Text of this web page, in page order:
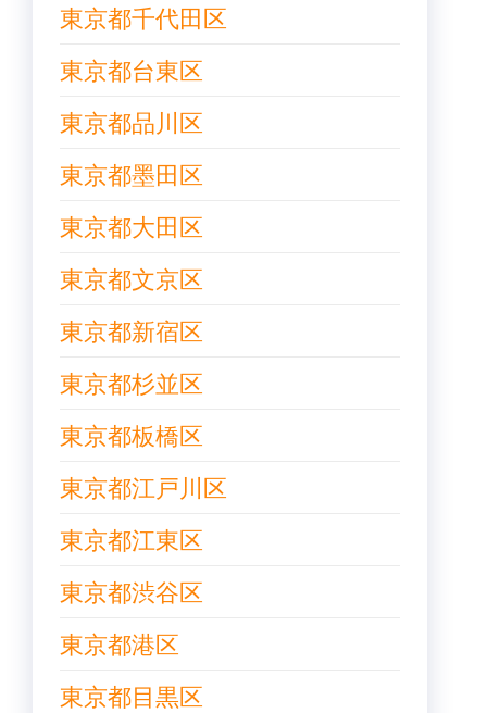
東京都千代田区
東京都台東区
東京都品川区
東京都墨田区
東京都大田区
東京都文京区
東京都新宿区
東京都杉並区
東京都板橋区
東京都江戸川区
東京都江東区
東京都渋谷区
東京都港区
東京都目黒区